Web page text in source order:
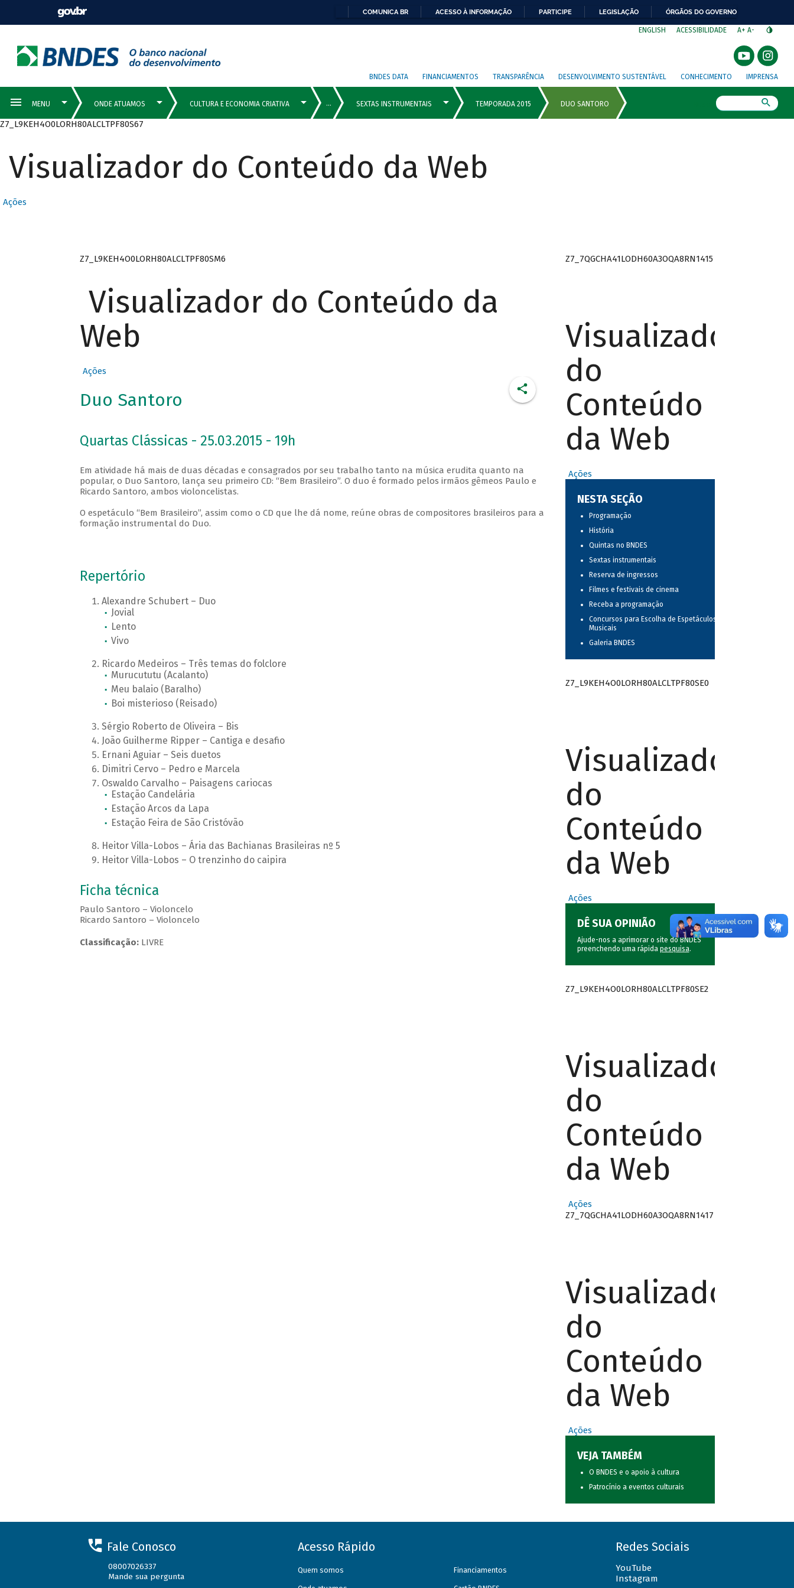
COMUNICA BR ACESSO À INFORMAÇÃO PARTICIPE LEGISLAÇÃO ÓRGÃOS DO GOVERNO
ENGLISH ACESSIBILIDADE A+ A-
BNDES DATA FINANCIAMENTOS TRANSPARÊNCIA DESENVOLVIMENTO SUSTENTÁVEL CONHECIMENTO IMPRENSA
Z7_L9KEH4O0LORH80ALCLTPF80S67
Visualizador do Conteúdo da Web
Ações
Z7_L9KEH4O0LORH80ALCLTPF80SM6
Visualizador do Conteúdo da
Web
Ações
Duo Santoro
Quartas Clássicas - 25.03.2015 - 19h
Em atividade há mais de duas décadas e consagrados por seu trabalho tanto na música erudita quanto na
popular, o Duo Santoro, lança seu primeiro CD: “Bem Brasileiro”. O duo é formado pelos irmãos gêmeos Paulo e
Ricardo Santoro, ambos violoncelistas.
O espetáculo “Bem Brasileiro”, assim como o CD que lhe dá nome, reúne obras de compositores brasileiros para a
formação instrumental do Duo.
Repertório
Alexandre Schubert – Duo
Jovial
Lento
Vivo
Ricardo Medeiros – Três temas do folclore
Murucututu (Acalanto)
Meu balaio (Baralho)
Boi misterioso (Reisado)
Sérgio Roberto de Oliveira – Bis
João Guilherme Ripper – Cantiga e desafio
Ernani Aguiar – Seis duetos
Dimitri Cervo – Pedro e Marcela
Oswaldo Carvalho – Paisagens cariocas
Estação Candelária
Estação Arcos da Lapa
Estação Feira de São Cristóvão
Heitor Villa-Lobos – Ária das Bachianas Brasileiras nº 5
Heitor Villa-Lobos – O trenzinho do caipira
Ficha técnica
Paulo Santoro – Violoncelo
Ricardo Santoro – Violoncelo
Classificação:LIVRE
Z7_7QGCHA41LODH60A3OQA8RN1415
Visualizador
do
Conteúdo
da Web
Ações
NESTA SEÇÃO
Programação
História
Quintas no BNDES
Sextas instrumentais
Reserva de ingressos
Filmes e festivais de cinema
Receba a programação
Concursos para Escolha de Espetáculos
Musicais
Galeria BNDES
Z7_L9KEH4O0LORH80ALCLTPF80SE0
Visualizador
do
Conteúdo
da Web
Ações
DÊ SUA OPINIÃO
Ajude-nos a aprimorar o site do BNDES
preenchendo uma rápida pesquisa.
Z7_L9KEH4O0LORH80ALCLTPF80SE2
Visualizador
do
Conteúdo
da Web
Ações
Z7_7QGCHA41LODH60A3OQA8RN1417
Visualizador
do
Conteúdo
da Web
Ações
VEJA TAMBÉM
O BNDES e o apoio à cultura
Patrocínio a eventos culturais
Fale Conosco
08007026337
Mande sua pergunta
Acesso Rápido
Quem somos Financiamentos
Redes Sociais
YouTube
Instagram